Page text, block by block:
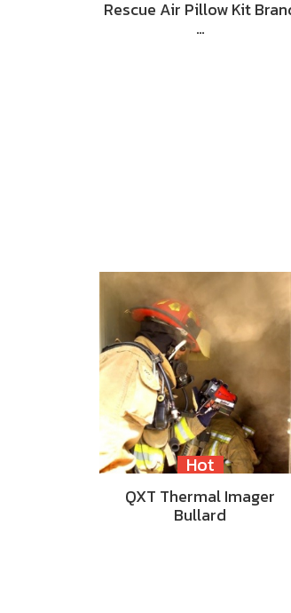
Rescue Air Pillow Kit
…
Hot
QXT Thermal Imager
Bullard